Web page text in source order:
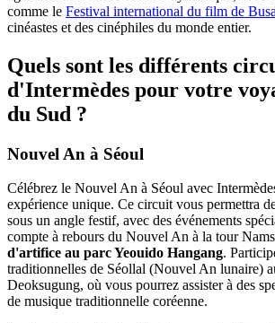
comme le Festival international du film de
cinéastes et des cinéphiles du monde entier.
Quels sont les différents
d'Intermèdes pour votre
du Sud ?
Nouvel An à Séoul
Célébrez le Nouvel An à Séoul avec
expérience unique. Ce circuit vous permettra
sous un angle festif, avec des événements
compte à rebours du Nouvel An à la tour
d'artifice au parc Yeouido Hangang.
traditionnelles de Séollal (Nouvel An lunaire)
Deoksugung, où vous pourrez assister à des
de musique traditionnelle coréenne.